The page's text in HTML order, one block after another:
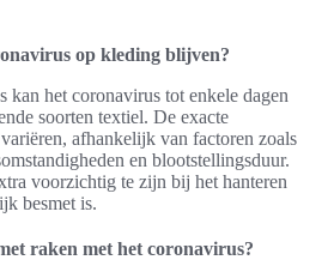
op kleding blijven?
kan het coronavirus tot enkele dagen
soorten textiel. De exacte
afhankelijk van factoren zoals
en blootstellingsduur.
voorzichtig te zijn bij het hanteren
besmet is.
raken met het coronavirus?